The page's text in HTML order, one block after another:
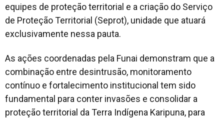
equipes de proteção territorial e a criação do Serviço
de Proteção Territorial (Seprot), unidade que atuará
exclusivamente nessa pauta.
As ações coordenadas pela Funai demonstram que a
combinação entre desintrusão, monitoramento
contínuo e fortalecimento institucional tem sido
fundamental para conter invasões e consolidar a
proteção territorial da Terra Indígena Karipuna, para